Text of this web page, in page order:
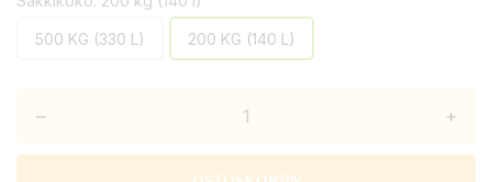
500 KG (330 L) 200 KG (140 L)
– +